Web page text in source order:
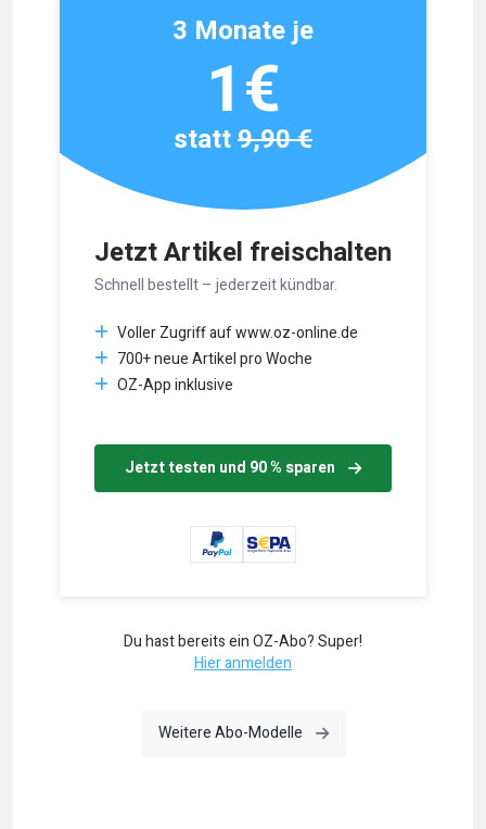
Jetzt Artikel freischalten
Schnell bestellt – jederzeit kündbar.
Voller Zugriff auf www.oz-online.de
700+ neue Artikel pro Woche
OZ-App inklusive
Jetzt testen und 90 % sparen
3 Monate je
1€
statt9,90 €
Du hast bereits ein OZ-Abo? Super!
Hier anmelden
Weitere Abo-Modelle